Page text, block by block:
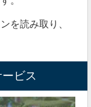
を読み取り、
ビス